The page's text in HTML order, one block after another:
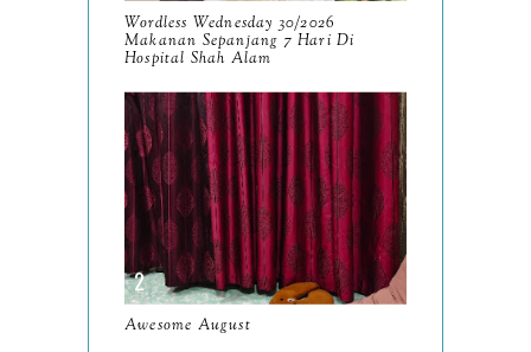
September
August8
July 14
June
May 9
April 9
March11
February8
Wordless Wednesday 30/2026
Makanan Sepanjang 7 Hari Di
Hospital Shah Alam
Awesome August